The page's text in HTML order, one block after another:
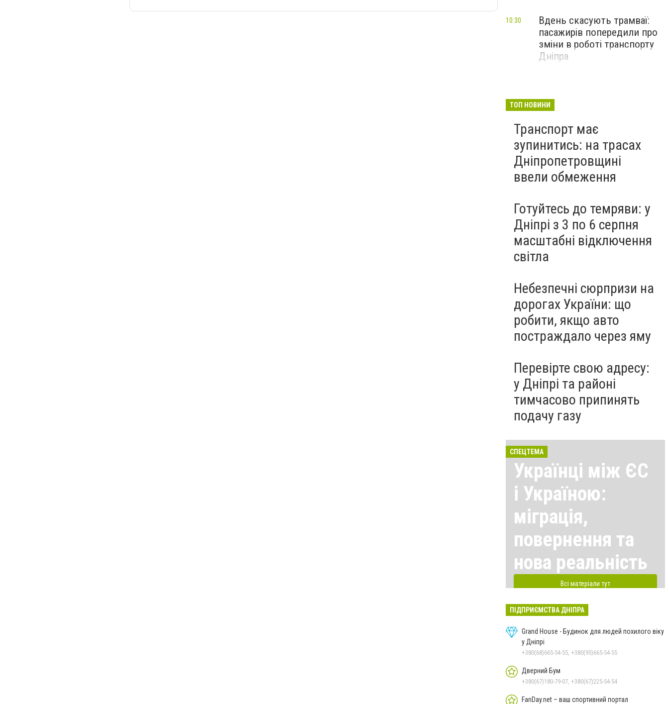
Вдень скасують трамваї:
пасажирів попередили про
зміни в роботі транспорту
Дніпра
10:30
ТОП НОВИНИ
Транспорт має
зупинитись: на трасах
Дніпропетровщині
ввели обмеження
Готуйтесь до темряви: у
Дніпрі з 3 по 6 серпня
масштабні відключення
світла
Небезпечні сюрпризи на
дорогах України: що
робити, якщо авто
постраждало через яму
Перевірте свою адресу:
у Дніпрі та районі
тимчасово припинять
подачу газу
СПЕЦТЕМА
Українці між ЄС
і Україною:
міграція,
повернення та
нова реальність
Всі матеріали тут
ПІДПРИЄМСТВА ДНІПРА
Grand House - Будинок для людей похилого віку
у Дніпрі
+380(68)665-54-55, +380(95)665-54-55
Дверний Бум
+380(67)180-79-07, +380(67)225-54-54
FanDay.net – ваш спортивний портал